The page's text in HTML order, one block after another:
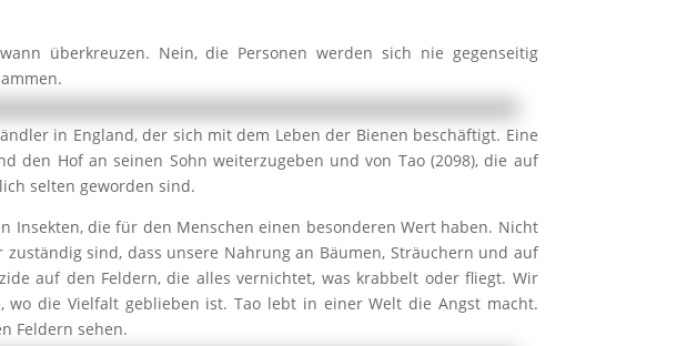
überkreuzen. Nein, die Personen werden sich nie gegenseitig
in England, der sich mit dem Leben der Bienen beschäftigt. Eine
den Hof an seinen Sohn weiterzugeben und von Tao (2098), die auf
selten geworden sind.
die für den Menschen einen besonderen Wert haben. Nicht
sind, dass unsere Nahrung an Bäumen, Sträuchern und auf
auf den Feldern, die alles vernichtet, was krabbelt oder fliegt. Wir
die Vielfalt geblieben ist. Tao lebt in einer Welt die Angst macht.
Feldern sehen.